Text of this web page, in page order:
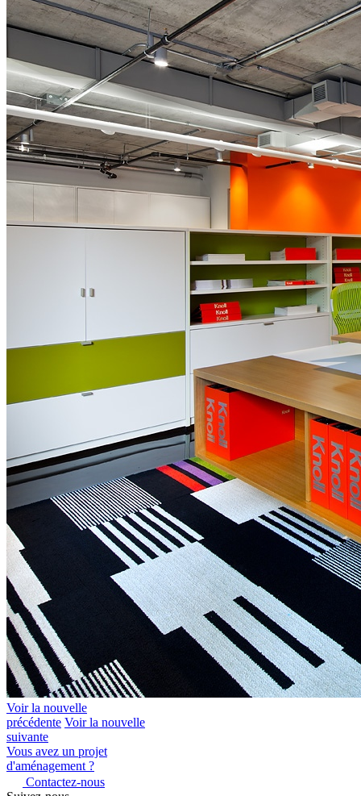
Voir la nouvelle
précédente Voir la nouvelle
suivante
Vous avez un projet
d'aménagement ?
Contactez-nous